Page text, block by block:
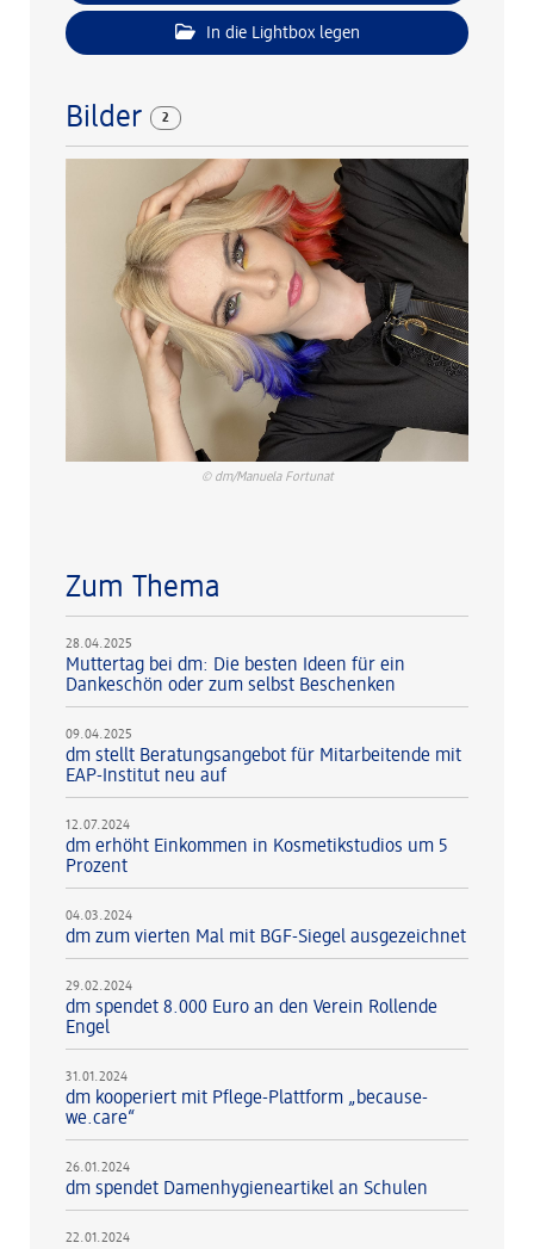
In die Lightbox legen
Bilder 2
© dm/Manuela Fortunat
Zum Thema
28.04.2025
Muttertag bei dm: Die besten Ideen für ein
Dankeschön oder zum selbst Beschenken
09.04.2025
dm stellt Beratungsangebot für Mitarbeitende mit
EAP-Institut neu auf
12.07.2024
dm erhöht Einkommen in Kosmetikstudios um 5
Prozent
04.03.2024
dm zum vierten Mal mit BGF-Siegel ausgezeichnet
29.02.2024
dm spendet 8.000 Euro an den Verein Rollende
Engel
31.01.2024
dm kooperiert mit Pflege-Plattform „because-
we.care“
26.01.2024
dm spendet Damenhygieneartikel an Schulen
22.01.2024